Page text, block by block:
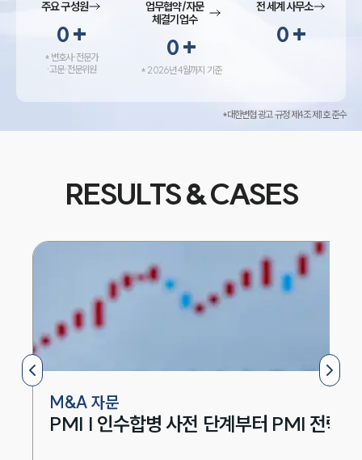
중심 경쟁오프라인 판매 중심 → SNS·라이브커머
스·숏폼 기반 디지털 경쟁 확대대중 소비 중심 →
개인 맞춤형 소비 경쟁 확대 중국 소비시장에서는
산은 실제 소비재 시장에도 변화를 가져오고 있습
니다. 특히 화장품과 식품, 생활용품 등 국내 기업
험을 중시하는 소비가 확대되고 있습니다. ▶ 주요
소비재 시장 동향품목시장 변화화장품기능성·프
호 증가생활용품AI·스마트 기능을 적용한 제품 관
심 확대패션개성과 브랜드 경험을 중시하는 소비
증가최근 중국 소비자는 유명 브랜드보다 자신의
취향과 라이프스타일에 맞는 제품을 선택하는 경
향을 보이고 있습니다. 이에 따라 기능성 화장품,
건강식품, 스마트 생활용품 등 차별화된 제품군이
성장세를 이어가고 있으며, 프리미엄 제품에 대한
소비도 꾸준히 증가하는 추세입니다.또한 중국 로
주요 구성원
0+
* 변호사·전문가
·고문·전문위원
업무협약/자문
체결기업수
0+
* 2026년 4월까지 기준
전 세계 사무소
0+
*대한변협 광고 규정 제4조 제1호 준수
RESULTS & CASES
M&A 자문
PMI | 인수합병 사전 단계부터 PMI 전략